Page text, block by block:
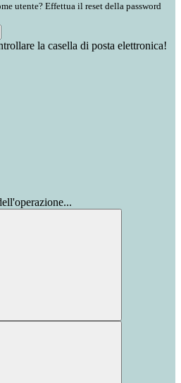
utente? Effettua il reset della password
la casella di posta elettronica!